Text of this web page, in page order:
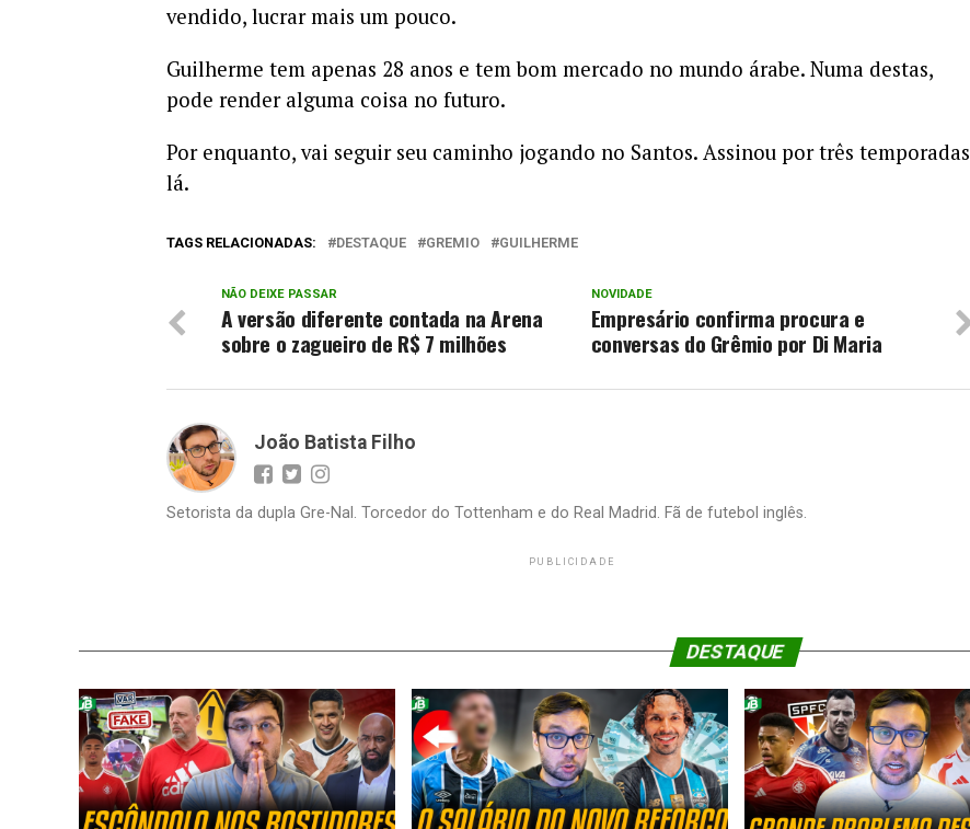
vendido, lucrar mais um pouco.
Guilherme tem apenas 28 anos e tem bom mercado no mundo árabe. Numa destas,
pode render alguma coisa no futuro.
Por enquanto, vai seguir seu caminho jogando no Santos. Assinou por três temporadas
lá.
TAGS RELACIONADAS: DESTAQUE GREMIO GUILHERME
NOVIDADE
Empresário confirma procura e
conversas do Grêmio por Di Maria
NÃO DEIXE PASSAR
A versão diferente contada na Arena
sobre o zagueiro de R$ 7 milhões
João Batista Filho
Setorista da dupla Gre-Nal. Torcedor do Tottenham e do Real Madrid. Fã de futebol inglês.
PUBLICIDADE
DESTAQUE